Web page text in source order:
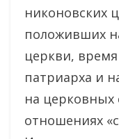
никоновских
положивших
церкви,
патриарха и
на церковных
отношениях